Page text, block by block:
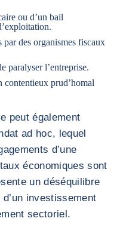
ou d’un bail
des organismes fiscaux
paralyser l’entreprise.
contentieux prud’homal
peut également
ad hoc, lequel
d’une
économiques sont
un déséquilibre
investissement
sectoriel.